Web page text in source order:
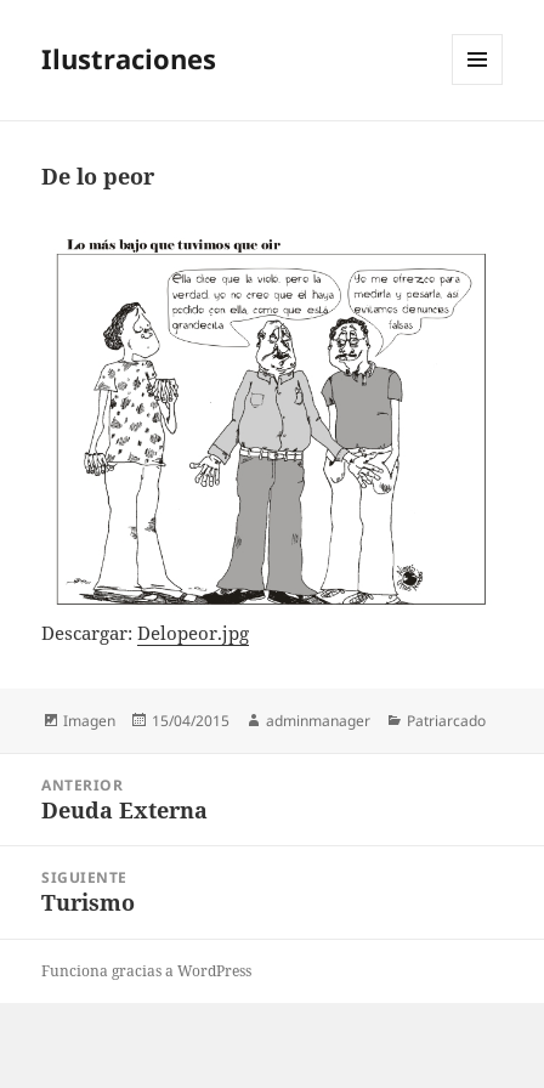
Ilustraciones
De lo peor
Descargar:Delopeor.jpg
Formato
Imagen
Publicado
15/04/2015 Autor
adminmanager Categorías
Patriarcado
entradas
ANTERIOR
Entrada
Deuda Externa
SIGUIENTE
Entrada
Turismo
Funciona gracias a WordPress